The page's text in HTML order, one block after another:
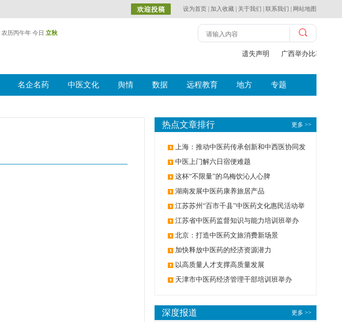
设为首页 加入收藏 关于我们 联系我们 网站地图
农历丙午年 今日 立秋
遗失声明 广西举办比赛探索
名企名药 中医文化 舆情 数据 远程教育 地方 专题
更多 >>
热点文章排行
上海：推动中医药传承创新和中西医协同发
展 中医上门解六日宿便难题
这杯“不限量”的乌梅饮沁人心脾
湖南发展中医药康养旅居产品
江苏苏州“百市千县”中医药文化惠民活动举
办 江苏省中医药监督知识与能力培训班举办
北京：打造中医药文旅消费新场景
加快释放中医药的经济资源潜力
以高质量人才支撑高质量发展
天津市中医药经济管理干部培训班举办
更多 >>
深度报道